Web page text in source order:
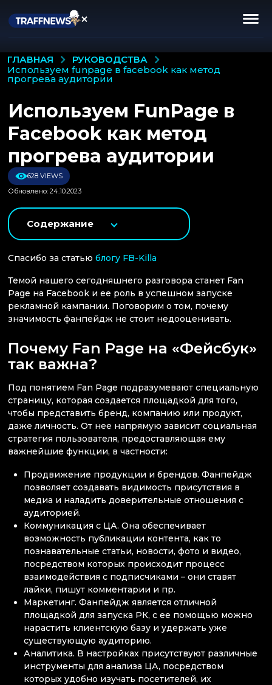
ГЛАВНАЯ
РУКОВОДСТВА
используем funpage в facebook как метод
прогрева аудитории
Используем FunPage в
Facebook как метод
прогрева аудитории
628 VIEWS
Обновлено: 24.10.2023
Содержание
Спасибо за статью блогу FB-Killa
Темой нашего сегодняшнего разговора станет Fan
Page на Facebook и ее роль в успешном запуске
рекламной кампании. Поговорим о том, почему
значимость фанпейдж не стоит недооценивать.
Почему Fan Page на «Фейсбук»
так важна?
Под понятием Fan Page подразумевают специальную
страницу, которая создается площадкой для того,
чтобы представить бренд, компанию или продукт,
даже личность. От нее напрямую зависит социальная
стратегия пользователя, предоставляющая ему
важнейшие функции, в частности:
Продвижение продукции и брендов. Фанпейдж
позволяет создавать видимость присутствия в
медиа и наладить доверительные отношения с
аудиторией.
Коммуникация с ЦА. Она обеспечивает
возможность публикации контента, как то
познавательные статьи, новости, фото и видео,
посредством которых происходит процесс
взаимодействия с подписчиками – они ставят
лайки, пишут комментарии и пр.
Маркетинг. Фанпейдж является отличной
площадкой для запуска РК, с ее помощью можно
нарастить клиентскую базу и удержать уже
существующую аудиторию.
Аналитика. В настройках присутствуют различные
инструменты для анализа ЦА, посредством
которых удобно изучать посетителей, их